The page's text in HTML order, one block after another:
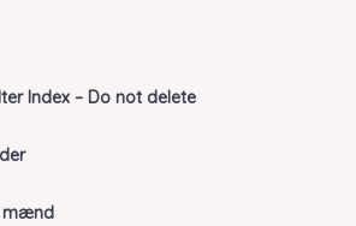
Index – Do not delete
mænd